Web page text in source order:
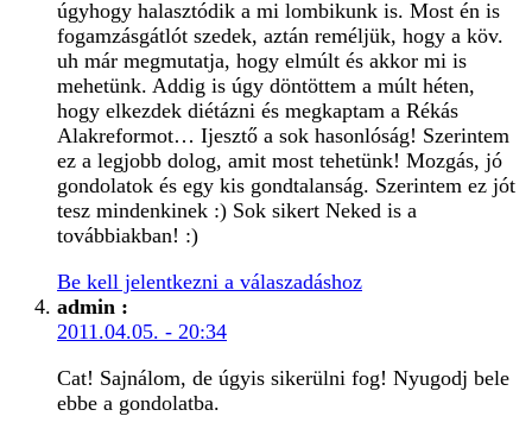
úgyhogy halasztódik a mi lombikunk is. Most én is
fogamzásgátlót szedek, aztán reméljük, hogy a köv.
uh már megmutatja, hogy elmúlt és akkor mi is
mehetünk. Addig is úgy döntöttem a múlt héten,
hogy elkezdek diétázni és megkaptam a Rékás
Alakreformot… Ijesztő a sok hasonlóság! Szerintem
ez a legjobb dolog, amit most tehetünk! Mozgás, jó
gondolatok és egy kis gondtalanság. Szerintem ez jót
tesz mindenkinek :) Sok sikert Neked is a
továbbiakban! :)
Be kell jelentkezni a válaszadáshoz
admin :
2011.04.05. - 20:34
Cat! Sajnálom, de úgyis sikerülni fog! Nyugodj bele
ebbe a gondolatba.